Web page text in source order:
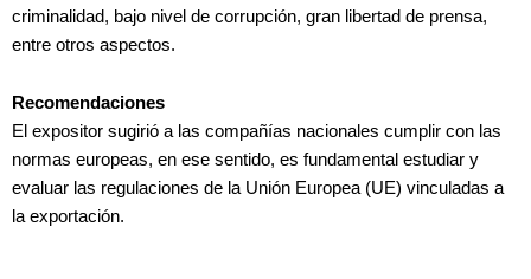
criminalidad, bajo nivel de corrupción, gran libertad de prensa,
entre otros aspectos.
Recomendaciones
El expositor sugirió a las compañías nacionales cumplir con las
normas europeas, en ese sentido, es fundamental estudiar y
evaluar las regulaciones de la Unión Europea (UE) vinculadas a
la exportación.